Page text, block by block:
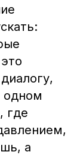
одном
где
а